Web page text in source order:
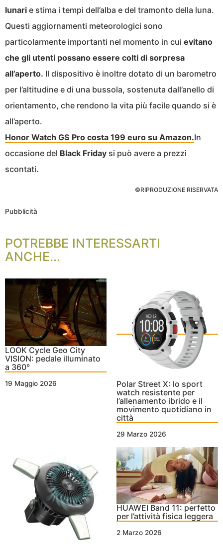
lunari e stima i tempi dell’alba e del tramonto della luna.
Questi aggiornamenti meteorologici sono
particolarmente importanti nel momento in cui evitano
che gli utenti possano essere colti di sorpresa
all’aperto. Il dispositivo è inoltre dotato di un barometro
per l’altitudine e di una bussola, sostenuta dall’anello di
orientamento, che rendono la vita più facile quando si è
all’aperto.
Honor Watch GS Pro costa 199 euro su Amazon.In
occasione del Black Friday si può avere a prezzi
scontati.
©RIPRODUZIONE RISERVATA
Pubblicità
POTREBBE INTERESSARTI
ANCHE...
LOOK Cycle Geo City
VISION: pedale illuminato
a 360°
19 Maggio 2026
Polar Street X: lo sport
watch resistente per
l’allenamento ibrido e il
movimento quotidiano in
città
29 Marzo 2026
HUAWEI Band 11: perfetto
per l’attività fisica leggera
2 Marzo 2026